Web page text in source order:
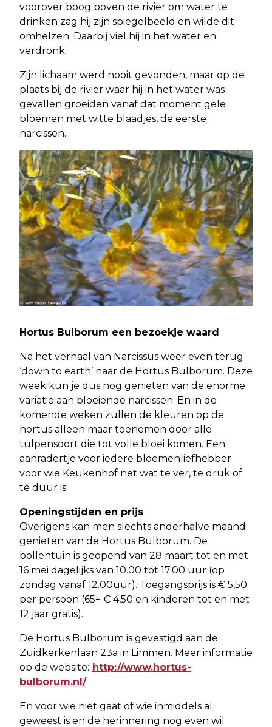
voorover boog boven de rivier om water te
drinken zag hij zijn spiegelbeeld en wilde dit
omhelzen. Daarbij viel hij in het water en
verdronk.
Zijn lichaam werd nooit gevonden, maar op de
plaats bij de rivier waar hij in het water was
gevallen groeiden vanaf dat moment gele
bloemen met witte blaadjes, de eerste
narcissen.
Hortus Bulborum een bezoekje waard
Na het verhaal van Narcissus weer even terug
‘down to earth’ naar de Hortus Bulborum. Deze
week kun je dus nog genieten van de enorme
variatie aan bloeiende narcissen. En in de
komende weken zullen de kleuren op de
hortus alleen maar toenemen door alle
tulpensoort die tot volle bloei komen. Een
aanradertje voor iedere bloemenliefhebber
voor wie Keukenhof net wat te ver, te druk of
te duur is.
Openingstijden en prijs
Overigens kan men slechts anderhalve maand
genieten van de Hortus Bulborum. De
bollentuin is geopend van 28 maart tot en met
16 mei dagelijks van 10.00 tot 17.00 uur (op
zondag vanaf 12.00uur). Toegangsprijs is € 5,50
per persoon (65+ € 4,50 en kinderen tot en met
12 jaar gratis).
De Hortus Bulborum is gevestigd aan de
Zuidkerkenlaan 23a in Limmen. Meer informatie
op de website: http://www.hortus-
bulborum.nl/
En voor wie niet gaat of wie inmiddels al
geweest is en de herinnering nog even wil